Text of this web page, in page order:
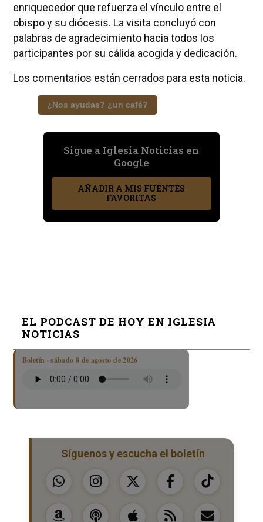
enriquecedor que refuerza el vínculo entre el
obispo y su diócesis. La visita concluyó con
palabras de agradecimiento hacia todos los
participantes por su cálida acogida y dedicación.
Los comentarios están cerrados para esta noticia.
¿Nos ayudas? ¿un café?
Sigue a Iglesia Noticias en
Google
AÑADIR A MIS FUENTES
FAVORITAS
EL PODCAST DE HOY EN IGLESIA
NOTICIAS
Boletín · sábado 8 de agosto de 2026
Síguenos y escucha el boletín